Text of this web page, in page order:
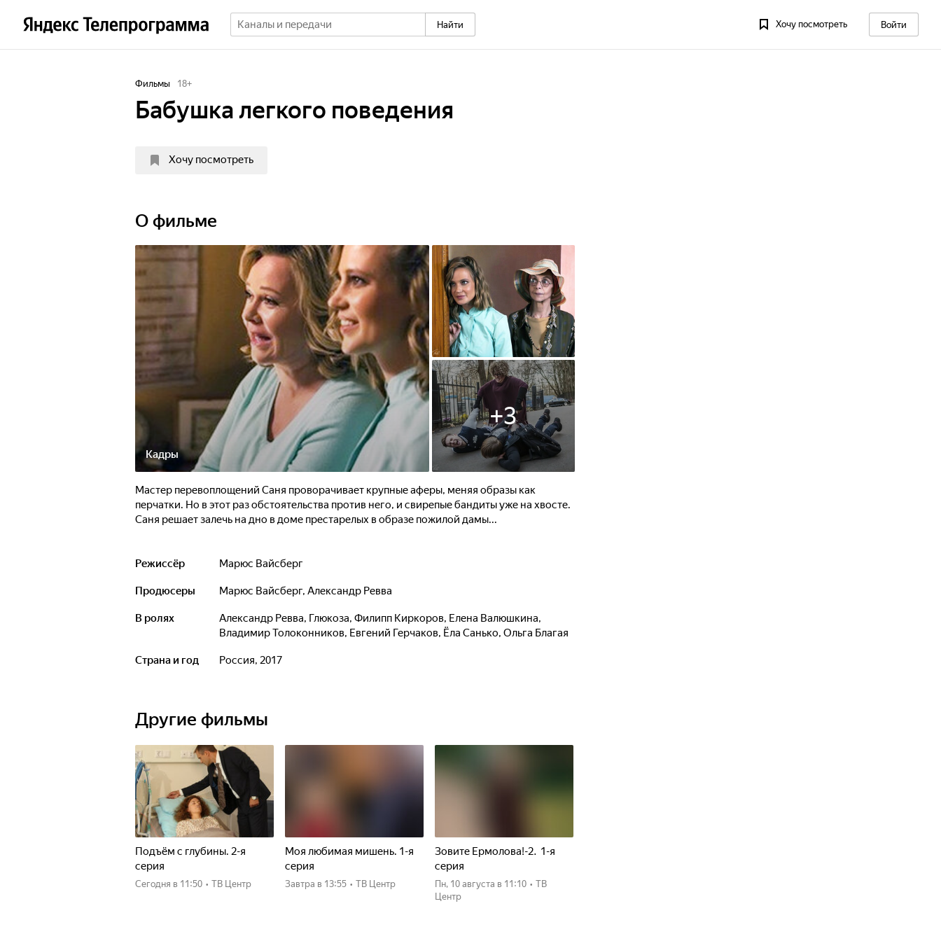
Найти Хочу посмотреть Войти
Фильмы 18+
Бабушка легкого поведения
Хочу посмотреть
О фильме
Кадры
+3
Мастер перевоплощений Саня проворачивает крупные аферы, меняя образы как
перчатки. Но в этот раз обстоятельства против него, и свирепые бандиты уже на хвосте.
Саня решает залечь на дно в доме престарелых в образе пожилой дамы...
Режиссёр Марюс Вайсберг
Продюсеры Марюс Вайсберг, Александр Ревва
В ролях Александр Ревва, Глюкоза, Филипп Киркоров, Елена Валюшкина,
Владимир Толоконников, Евгений Герчаков, Ёла Санько, Ольга Благая
Страна и год Россия, 2017
Другие фильмы
Подъём с глубины. 2-я
серия
Сегодня в 11:50 • ТВ Центр
Моя любимая мишень. 1-я
серия
Завтра в 13:55 • ТВ Центр
Зовите Ермолова!-2. 1-я
серия
пн, 10 августа в 11:10 • ТВ
Центр